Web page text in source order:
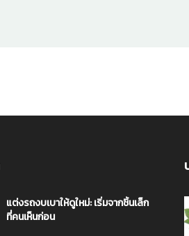
แต่งรถงบเบาให้ดูใหม่: เริ่มจากชิ้นเล็ก
ที่คนเห็นก่อน